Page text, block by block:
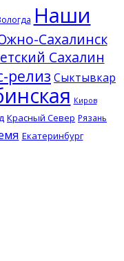
Наши
Сахалинск
Сахалин
релиз Сыктывкар
Киров
Красный Север Рязань
Екатеринбург